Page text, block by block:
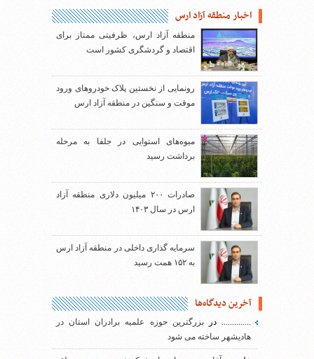
اخبار منطقه آزاد ارس
منطقه آزاد ارس، ظرفیتی ممتاز برای
اقتصاد و گردشگری کشور است
رونمایی از نخستین پلاک خودروهای ورود
موقت و سنگین در منطقه آزاد ارس
میوه‌های استوایی در جلفا به مرحله
برداشت رسید
صادرات ۲۰۰ میلیون دلاری منطقه آزاد
ارس در سال ۱۴۰۳
سرمایه گذاری داخلی در منطقه آزاد ارس
به ۱۵۲ همت رسید
آخرین دیدگاه‌ها
..............دربزرگترین حوزه علمیه برادران استان در
هادیشهر ساخته می شود